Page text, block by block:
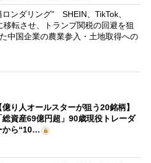
ンダリング” SHEIN、TikTok、
転させ、トランプ関税の回避を狙
中国企業の農業参入・土地取得への
億り人オールスターが狙う20銘柄】
総資産69億円超」90歳現役トレーダ
から“10…